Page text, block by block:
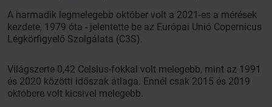
A harmadik legmelegebb október volt a 2021-es a mérések
kezdete, 1979 óta - jelentette be az Európai Unió Copernicus
Légkörfigyelő Szolgálata (C3S).
Világszerte 0,42 Celsius-fokkal volt melegebb, mint az 1991
és 2020 közötti időszak átlaga. Ennél csak 2015 és 2019
októbere volt kicsivel melegebb.